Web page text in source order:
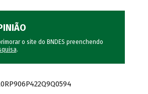
o site do BNDES preenchendo
.